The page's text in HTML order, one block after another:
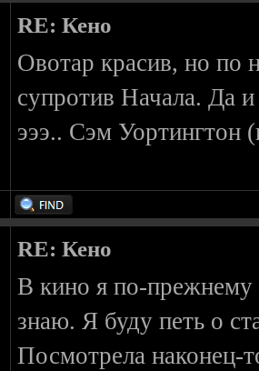
RE: Кено
Овотар красив, но по
супротив Начала. Да
эээ.. Сэм Уортингтон
RE: Кено
В кино я по-
знаю. Я буду петь о
Посмотрела